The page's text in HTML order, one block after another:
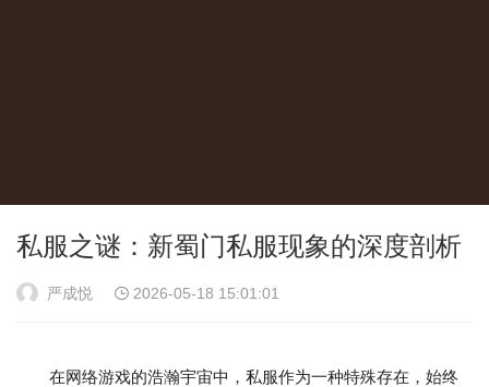
私服之谜：新蜀门私服现象的深度剖析
严成悦 2026-05-18 15:01:01
在网络游戏的浩瀚宇宙中，私服作为一种特殊存在，始终